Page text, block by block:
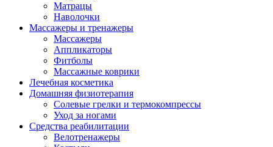
Матрацы
Наволочки
Массажеры и тренажеры
Массажеры
Аппликаторы
Фитболы
Массажные коврики
Лечебная косметика
Домашняя физиотерапия
Солевые грелки и термокомпрессы
Уход за ногами
Средства реабилитации
Велотренажеры